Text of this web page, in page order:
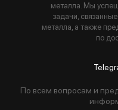
металла. Мы
задачи,
металла, а также
по
По всем вопросам и